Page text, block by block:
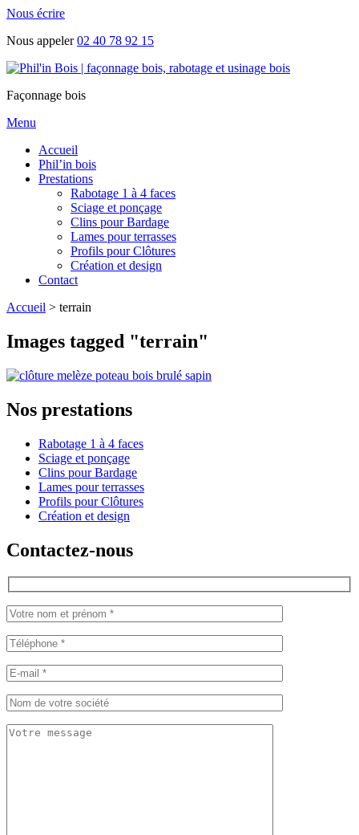
Nous écrire
Nous appeler02 40 78 92 15
Façonnage bois
Menu
Accueil
Phil’in bois
Prestations
Rabotage 1 à 4 faces
Sciage et ponçage
Clins pour Bardage
Lames pour terrasses
Profils pour Clôtures
Création et design
Contact
Accueil > terrain
Images tagged "terrain"
Nos prestations
Rabotage 1 à 4 faces
Sciage et ponçage
Clins pour Bardage
Lames pour terrasses
Profils pour Clôtures
Création et design
Contactez-nous